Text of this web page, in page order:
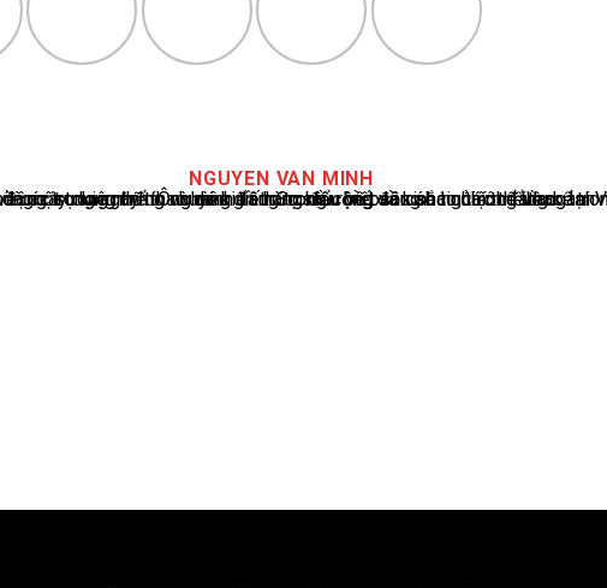
NGUYEN VAN MINH
Nguyễn Văn Minh là một trong những chuyên gia hàng đầu về báo cáo tin tức thể thao tại Việt Nam, với hơn 10 năm hoạt động trong ngành. Ông có kiến thức sâu rộng và kinh nghiệm đáng kể trong việc phân tích và báo cáo về các sự kiện thể thao hàng đầu. Sự hiểu biết sâu sắc của ông về ngành này đã giúp ông xây dựng uy tín và danh tiếng trong cộng đồng báo chí thể thao.